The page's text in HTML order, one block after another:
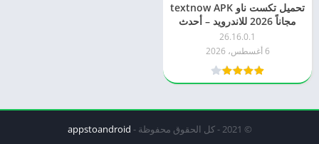
تحميل تكست ناو textnow APK
مجاناً 2026 للاندرويد – أحدث
إصدار
26.16.0.1
6 أغسطس، 2026
© 2021 - كل الحقوق محفوظة -
appstoandroid